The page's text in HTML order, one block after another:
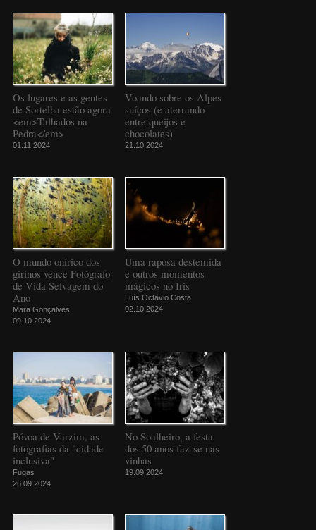
Os lugares e as gentes
de Sortelha estão agora
<em>Talhados na
Pedra</em>
01.11.2024
Voando sobre os Alpes
suíços (e aterrando
entre queijos e
chocolates)
21.10.2024
O mundo onírico dos
girinos vence Fotógrafo
de Vida Selvagem do
Ano
Mara Gonçalves
09.10.2024
Uma raposa destemida
e outros momentos
mágicos no Iris
Luís Octávio Costa
02.10.2024
Póvoa de Varzim, as
fotografias da "cidade
inclusiva"
Fugas
26.09.2024
No Soalheiro, a festa
dos 50 anos faz-se nas
vinhas
19.09.2024